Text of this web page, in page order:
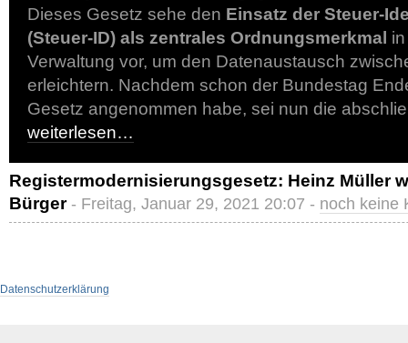
Dieses Gesetz sehe den Einsatz der Steuer-
(Steuer-ID) als zentrales Ordnungsmerkmal
Verwaltung vor, um den Datenaustausch
erleichtern. Nachdem schon der Bundestag
Gesetz angenommen habe, sei nun die
weiterlesen…
Registermodernisierungsgesetz: Heinz Müller
Bürger - Freitag, Januar 29, 2021 20:07 - noch keine
Datenschutzerklärung